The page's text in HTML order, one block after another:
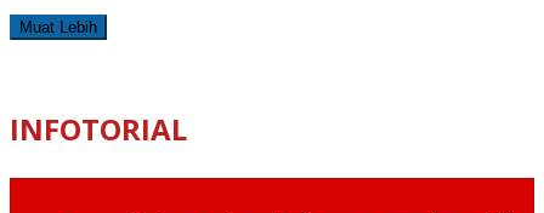
Muat Lebih
INFOTORIAL